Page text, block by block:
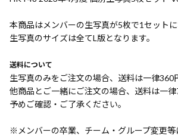
本商品はメンバーの生写真が5枚で1セットに
生写真のサイズは全てL版となります。
送料について
生写真のみをご注文の場合、送料は一律360
他商品とご一緒にご注文の場合、送料は一律
予めご確認・ご了承ください。
※メンバーの卒業、チーム・グループ変更等